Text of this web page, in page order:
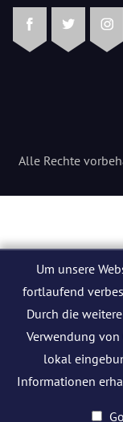
FacebookTwitter
Alle Rechte
Um unsere
fortlaufend
Durch die
Verwendung von
lokal
Informationen